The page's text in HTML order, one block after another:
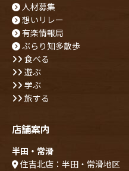
人材募集
想いリレー
有楽情報局
ぶらり知多散歩
食べる
遊ぶ
学ぶ
旅する
店舗案内
半田・常滑
住吉北店：半田・常滑地区